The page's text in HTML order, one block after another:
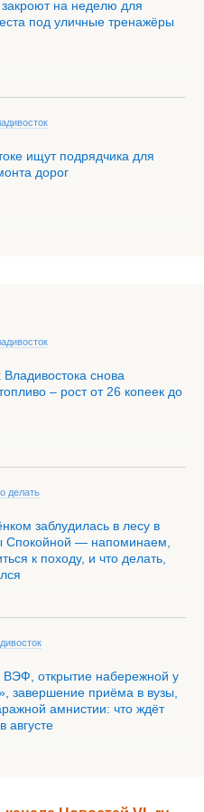
на неделю для
под уличные тренажёры
ищут подрядчика для
дорог
Владивостока снова
– рост от 26 копеек до
делать
заблудилась в лесу в
Спокойной — напоминаем,
к походу, и что делать,
ВЭФ, открытие набережной у
завершение приёма в вузы,
амнистии: что ждёт
августе